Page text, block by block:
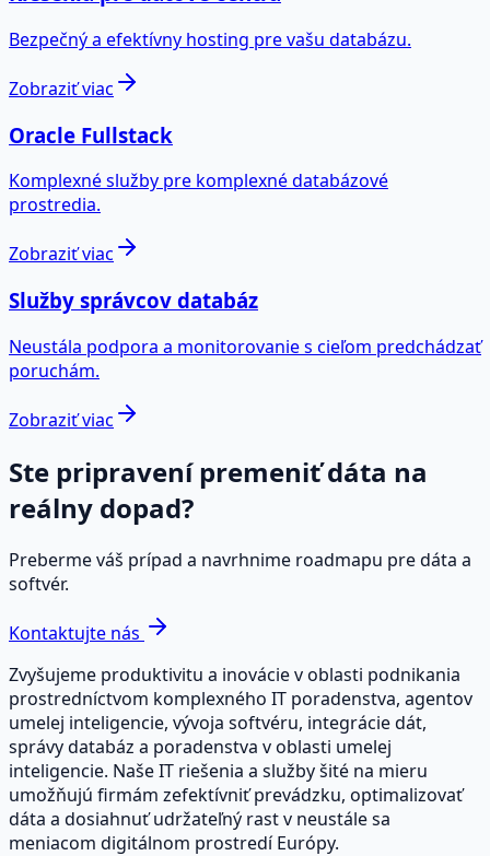
Bezpečný a efektívny hosting pre vašu databázu.
Zobraziť viac
Oracle Fullstack
Komplexné služby pre komplexné databázové
prostredia.
Zobraziť viac
Služby správcov databáz
Neustála podpora a monitorovanie s cieľom predchádzať
poruchám.
Zobraziť viac
Ste pripravení premeniť dáta na
reálny dopad?
Preberme váš prípad a navrhnime roadmapu pre dáta a
softvér.
Kontaktujte nás
Zvyšujeme produktivitu a inovácie v oblasti podnikania
prostredníctvom komplexného IT poradenstva, agentov
umelej inteligencie, vývoja softvéru, integrácie dát,
správy databáz a poradenstva v oblasti umelej
inteligencie. Naše IT riešenia a služby šité na mieru
umožňujú firmám zefektívniť prevádzku, optimalizovať
dáta a dosiahnuť udržateľný rast v neustále sa
meniacom digitálnom prostredí Európy.